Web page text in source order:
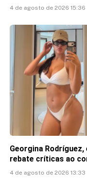
4 de agosto de 2026 15:36
Georgina
rebate críticas ao
4 de agosto de 2026 13:33